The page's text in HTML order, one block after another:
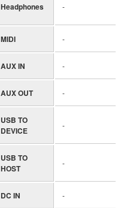
Headphones -
MIDI -
AUX IN -
AUX OUT -
USB TO
DEVICE
-
USB TO
HOST
-
DC IN -